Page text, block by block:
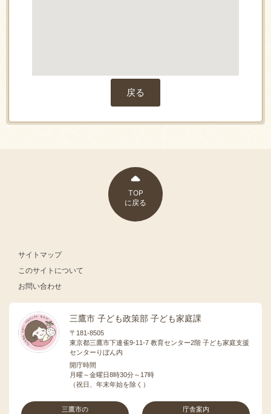
戻る
TOP
に戻る
サイトマップ
このサイトについて
お問い合わせ
三鷹市 子ども政策部 子ども家庭課
〒181-8505
東京都三鷹市下連雀9-11-7 教育センター2階 子ども家庭支援
センターりぼん内
開庁時間
月曜～金曜日8時30分～17時
（祝日、年末年始を除く）
三鷹市の 庁舎案内